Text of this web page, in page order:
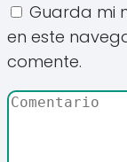
Guarda mi
en este
comente.